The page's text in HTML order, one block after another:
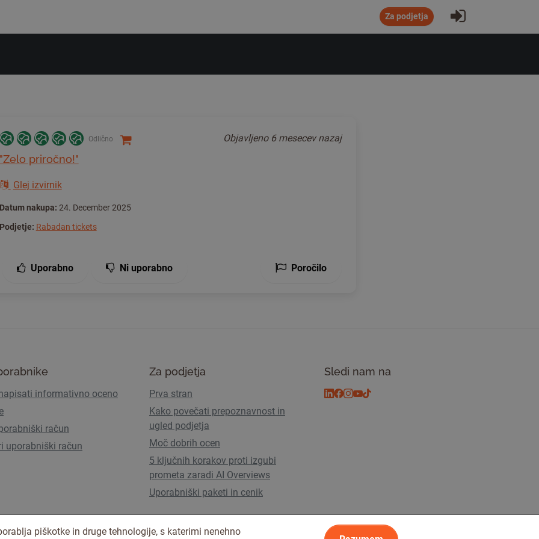
Za podjetja Prijavi se
Odlično Objavljeno 6 mesecev nazaj
"Zelo priročno!"
Glej izvirnik
Datum nakupa: 24. December 2025
Podjetje: Rabadan tickets
Uporabno Ni uporabno Poročilo
informativno oceno
račun
uporabniški račun
Za podjetja
Prva stran
Kako povečati prepoznavnost in
ugled podjetja
Moč dobrih ocen
5 ključnih korakov proti izgubi
prometa zaradi AI Overviews
Uporabniški paketi in cenik
Sledi nam na
piškotke in druge tehnologije, s katerimi nenehno